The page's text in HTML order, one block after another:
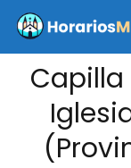
Capilla